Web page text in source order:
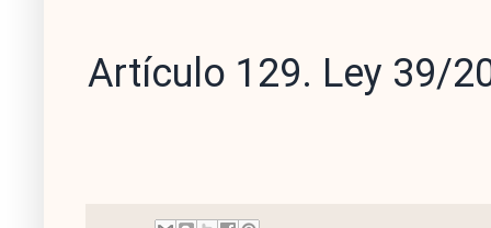
Artículo 129. Ley 39/